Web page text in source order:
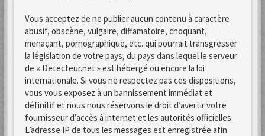
Vous acceptez de ne publier aucun contenu à caractère
abusif, obscène, vulgaire, diffamatoire, choquant,
menaçant, pornographique, etc. qui pourrait transgresser
la législation de votre pays, du pays dans lequel le serveur
de « Detecteur.net » est hébergé ou encore la loi
internationale. Si vous ne respectez pas ces dispositions,
vous vous exposez à un bannissement immédiat et
définitif et nous nous réservons le droit d’avertir votre
fournisseur d’accès à internet et les autorités officielles.
L’adresse IP de tous les messages est enregistrée afin